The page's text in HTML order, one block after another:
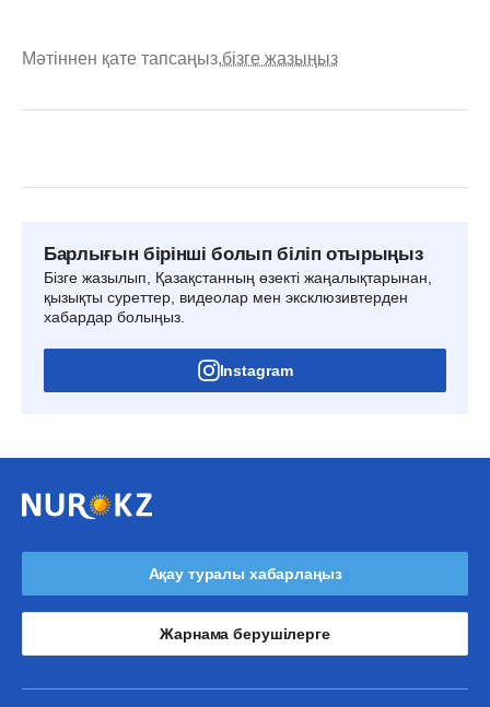
Мәтіннен қате тапсаңыз,бізге жазыңыз
Барлығын бірінші болып біліп отырыңыз
Бізге жазылып, Қазақстанның өзекті жаңалықтарынан,
қызықты суреттер, видеолар мен эксклюзивтерден
хабардар болыңыз.
Instagram
Ақау туралы хабарлаңыз
Жарнама берушілерге